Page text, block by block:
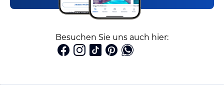
Besuchen Sie uns auch hier: